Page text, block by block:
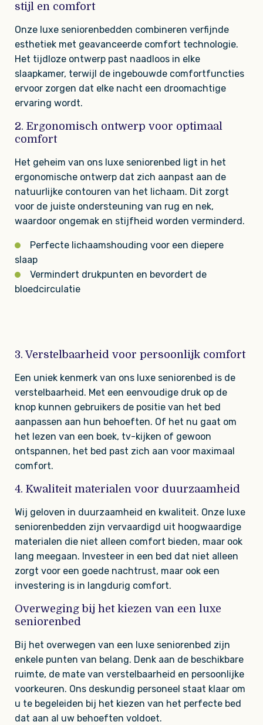
stijl en comfort
Onze luxe seniorenbedden combineren verfijnde
esthetiek met geavanceerde comfort technologie.
Het tijdloze ontwerp past naadloos in elke
slaapkamer, terwijl de ingebouwde comfortfuncties
ervoor zorgen dat elke nacht een droomachtige
ervaring wordt.
2. Ergonomisch ontwerp voor optimaal
comfort
Het geheim van ons luxe seniorenbed ligt in het
ergonomische ontwerp dat zich aanpast aan de
natuurlijke contouren van het lichaam. Dit zorgt
voor de juiste ondersteuning van rug en nek,
waardoor ongemak en stijfheid worden verminderd.
Perfecte lichaamshouding voor een diepere
slaap
Vermindert drukpunten en bevordert de
bloedcirculatie
3. Verstelbaarheid voor persoonlijk comfort
Een uniek kenmerk van ons luxe seniorenbed is de
verstelbaarheid. Met een eenvoudige druk op de
knop kunnen gebruikers de positie van het bed
aanpassen aan hun behoeften. Of het nu gaat om
het lezen van een boek, tv-kijken of gewoon
ontspannen, het bed past zich aan voor maximaal
comfort.
4. Kwaliteit materialen voor duurzaamheid
Wij geloven in duurzaamheid en kwaliteit. Onze luxe
seniorenbedden zijn vervaardigd uit hoogwaardige
materialen die niet alleen comfort bieden, maar ook
lang meegaan. Investeer in een bed dat niet alleen
zorgt voor een goede nachtrust, maar ook een
investering is in langdurig comfort.
Overweging bij het kiezen van een luxe
seniorenbed
Bij het overwegen van een luxe seniorenbed zijn
enkele punten van belang. Denk aan de beschikbare
ruimte, de mate van verstelbaarheid en persoonlijke
voorkeuren. Ons deskundig personeel staat klaar om
u te begeleiden bij het kiezen van het perfecte bed
dat aan al uw behoeften voldoet.